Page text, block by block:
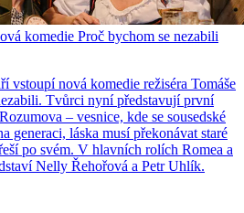
komedie Proč bychom se nezabili
vstoupí nová komedie režiséra Tomáše
Tvůrci nyní představují první
– vesnice, kde se sousedské
generaci, láska musí překonávat staré
po svém. V hlavních rolích Romea a
Nelly Řehořová a Petr Uhlík.